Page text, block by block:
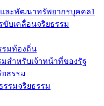
ละพัฒนาทรัพยากรบุคคล1
ขับเคลื่อนจริยธรรม
รมท้องถิ่น
สำหรับเจ้าหน้าที่ของรัฐ
ธรรม
รรมจริยธรรม